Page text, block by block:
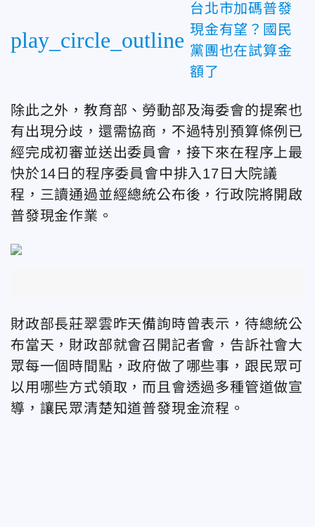
play_circle_outline
台北市加碼普發
現金有望？國民
黨團也在試算金
額了
除此之外，教育部、勞動部及海委會的提案也
有出現分歧，還需協商，不過特別預算條例已
經完成初審並送出委員會，接下來在程序上最
快於14日的程序委員會中排入17日大院議
程，三讀通過並經總統公布後，行政院將開啟
普發現金作業。
財政部長莊翠雲昨天備詢時曾表示，待總統公
布當天，財政部就會召開記者會，告訴社會大
眾每一個時間點，政府做了哪些事，跟民眾可
以用哪些方式領取，而且會透過多種管道做宣
導，讓民眾清楚知道普發現金流程。